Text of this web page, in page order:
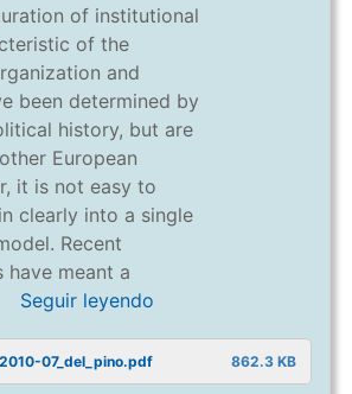
of institutional
of the
and
been determined by
history, but are
European
it is not easy to
clearly into a single
Recent
meant a
Seguir leyendo
07_del_pino.pdf 862.3 KB